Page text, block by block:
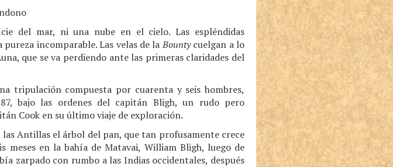
del mar, ni una nube en el cielo. Las espléndidas
incomparable. Las velas de laBountycuelgan a lo
que se va perdiendo ante las primeras claridades del
tripulación compuesta por cuarenta y seis hombres,
bajo las ordenes del capitán Bligh, un rudo pero
Cook en su último viaje de exploración.
Antillas el árbol del pan, que tan profusamente crece
meses en la bahía de Matavai, William Bligh, luego de
zarpado con rumbo a las Indias occidentales, después